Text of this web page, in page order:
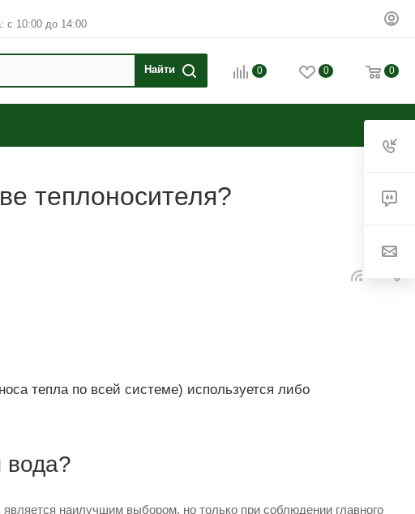
10:00 до 14:00
0 0 0
теплоносителя?
тепла по всей системе) используется либо
вода?
наилучшим выбором, но только при соблюдении главного